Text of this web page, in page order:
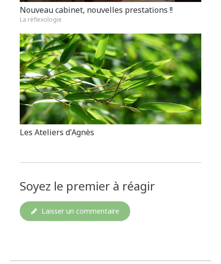
Nouveau cabinet, nouvelles prestations !!
La réflexologie
Les Ateliers d'Agnès
Soyez le premier à réagir
Laisser un commentaire